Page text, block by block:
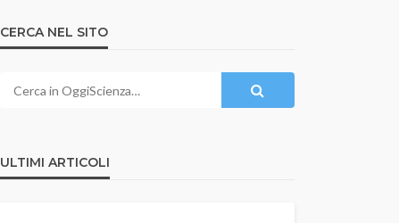
CERCA NEL SITO
ULTIMI ARTICOLI